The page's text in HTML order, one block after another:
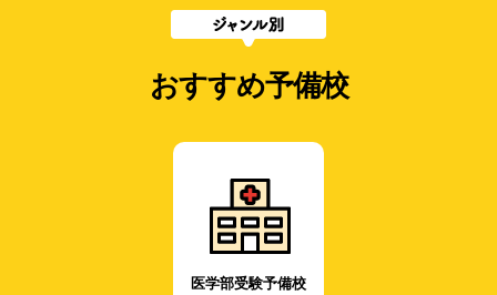
おすすめ予備校
医学部受験予備校